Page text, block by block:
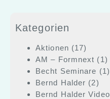
Kategorien
Aktionen (17)
AM – Formnext (1)
Becht Seminare (1)
Bernd Halder (2)
Bernd Halder Video